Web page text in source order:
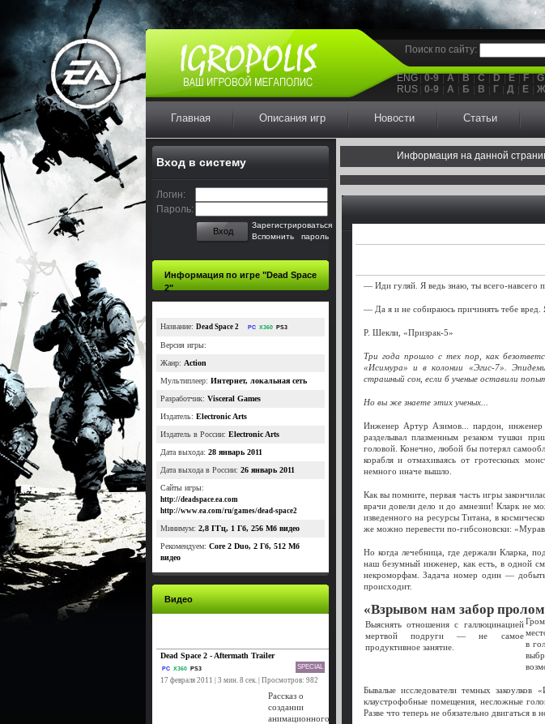
Поиск по сайту:
ENG 0-9 A B C D E F G
RUS
0-9 А Б В Г Д Е Ж
Главная Описания игр Новости Статьи
Вход в систему
Логин:
Пароль:
Вход
Зарегистрироваться
Вспомнить пароль
Информация по игре "Dead Space
2"
Название: Dead Space 2 PC X360 PS3
Версия игры:
Жанр: Action
Мультиплеер: Интернет, локальная сеть
Разработчик: Visceral Games
Издатель: Electronic Arts
Издатель в России: Electronic Arts
Дата выхода: 28 январь 2011
Дата выхода в России: 26 январь 2011
Сайты игры:
http://deadspace.ea.com
http://www.ea.com/ru/games/dead-space2
Минимум: 2,8 ГГц, 1 Гб, 256 Мб видео
Рекомендуем: Core 2 Duo, 2 Гб, 512 Мб
видео
Видео
Dead Space 2 - Aftermath Trailer
PC X360 PS3 SPECIAL
17 февраля 2011 | 3 мин. 8 сек. | Просмотров: 982
Рассказ о
создании
анимационного
Информация на данной
— Иди гуляй. Я ведь знаю, ты всего-навсего
— Да я и не собираюсь причинять тебе вред.
Р. Шекли, «Призрак-5»
Три года прошло с тех пор, как
«Исимура» и в колонии «Эгис-7».
страшный сон, если б ученые оставили
Но вы же знаете этих ученых...
Инженер Артур Азимов... пардон, инженер
разделывал плазменным резаком тушки
головой. Конечно, любой бы потерял
корабля и отмахиваясь от гротескных
немного иначе вышло.
Как вы помните, первая часть игры
врачи довели дело и до амнезии! Кларк не
изведенного на ресурсы Титана, в
же можно перевести по-гибсоновски:
Но когда лечебница, где держали Кларка,
наш безумный инженер, как есть, в одной
некроморфам. Задача номер один —
происходит.
«Взрывом нам забор
Выяснять отношения с галлюцинацией
мертвой подруги — не самое
продуктивное занятие.
в
Бывалые исследователи темных
клаустрофобные помещения, несложные
Разве что теперь не обязательно двигаться